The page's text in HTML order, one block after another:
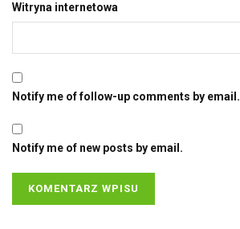
Witryna internetowa
Notify me of follow-up comments by email.
Notify me of new posts by email.